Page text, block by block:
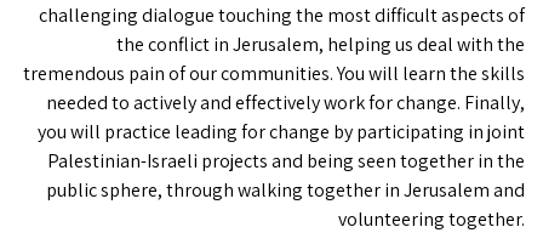
challenging dialogue touching the most difficult aspects of
the conflict in Jerusalem, helping us deal with the
tremendous pain of our communities. You will learn the skills
needed to actively and effectively work for change. Finally,
you will practice leading for change by participating in joint
Palestinian-Israeli projects and being seen together in the
public sphere, through walking together in Jerusalem and
volunteering together.